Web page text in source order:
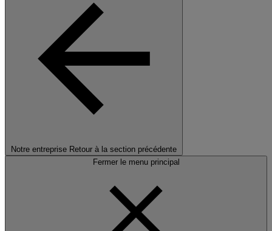
Notre entreprise Retour à la section précédente
Fermer le menu principal